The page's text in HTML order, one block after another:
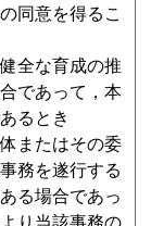
同意を得るこ
全な育成の推
であって，本
るとき
またはその委
務を遂行する
る場合であっ